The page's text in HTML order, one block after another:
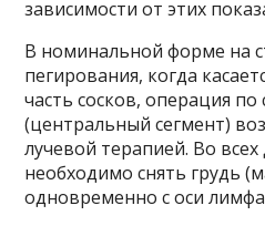
зависимости от этих
В номинальной форме на
пегирования, когда
часть сосков, операция
(центральный сегмент)
лучевой терапией. Во всех
необходимо снять грудь
одновременно с оси